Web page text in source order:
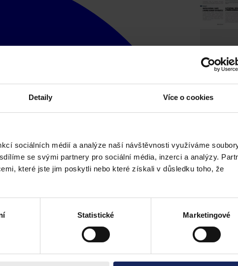
Detaily Více o cookies
sociálních médií a analýze naší návštěvnosti využíváme
se svými partnery pro sociální média, inzerci a analýzy.
které jste jim poskytli nebo které získali v důsledku toho, že
Statistické Marketingové